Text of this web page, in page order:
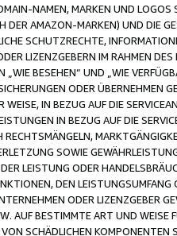
NAMEN, MARKEN UND
DER AMAZON-MARKEN) UND DIE
SCHUTZRECHTE,
LIZENZGEBERN IM RAHMEN
„WIE BESEHEN“ UND „WIE
ODER ÜBERNEHMEN
IN BEZUG AUF DIE
IN BEZUG AUF DIE
RECHTSMÄNGELN,
SOWIE
LEISTUNG ODER
DEN
ODER LIZENZGEBER
AUF BESTIMMTE ART UND
VON SCHÄDLICHEN